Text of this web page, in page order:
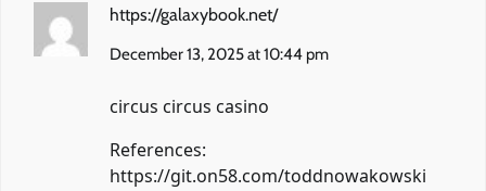
https://galaxybook.net/
December 13, 2025 at 10:44 pm
circus circus casino
References:
https://git.on58.com/toddnowakowski